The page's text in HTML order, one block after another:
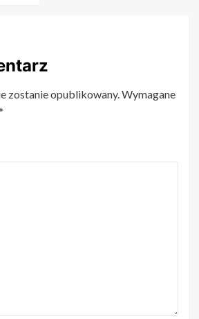
zostanie opublikowany. Wymagane